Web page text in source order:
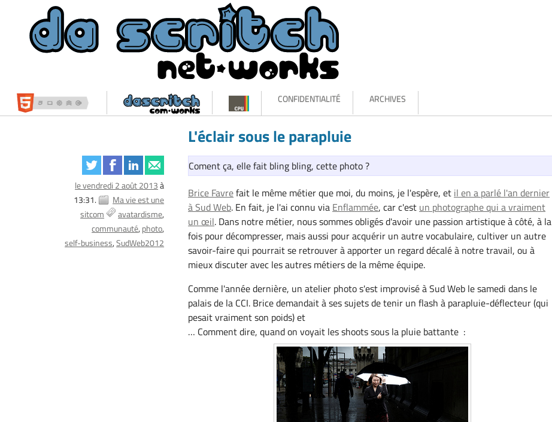
CONFIDENTIALITÉ ARCHIVES
L'éclair sous le parapluie
le vendredi 2 août 2013à
13:31.
Ma vie est une
sitcom
avatardisme
communauté photo
self-business SudWeb2012
Coment ça, elle fait bling bling, cette photo ?
Brice Favrefait le même métier que moi, du moins, je l'espère, et il en a parlé l'an dernier
à Sud Web. En fait, je l'ai connu via Enflammée, car c'est un photographe qui a vraiment
un œil. Dans notre métier, nous sommes obligés d'avoir une passion artistique à côté, à la
fois pour décompresser, mais aussi pour acquérir un autre vocabulaire, cultiver un autre
savoir-faire qui pourrait se retrouver à apporter un regard décalé à notre travail, ou à
mieux discuter avec les autres métiers de la même équipe.
Comme l'année dernière, un atelier photo s'est improvisé à Sud Web le samedi dans le
palais de la CCI. Brice demandait à ses sujets de tenir un flash à parapluie-déflecteur (qui
pesait vraiment son poids) et
… Comment dire, quand on voyait les shoots sous la pluie battante :